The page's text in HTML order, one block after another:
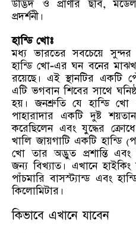
উদ্ভিদ ও প্রাণীর ছবি,
প্রদর্শনী।
হান্ডি খোঃ
মধ্য ভারতের সবচেয়ে সুন্দর
হান্ডি খো-এর ঘন বনের
রয়েছে। এই স্থানটির একটি
এটি ভগবান শিবের সাথে
হয়। জনশ্রুতি যে হান্ডি খো
পাহারাদার একটি দুষ্ট
করেছিলেন এবং যুদ্ধের
খালি জায়গাটি একটি হান্ডি
খো তার অদ্ভুত প্রশান্তি এবং
জন্য বিখ্যাত। এখানে
পাঁচমারি বাসস্ট্যান্ড এবং
কিলোমিটার।
কিভাবে এখানে যাবেন